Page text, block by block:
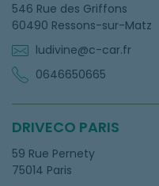
546 Rue des Griffons
60490 Ressons-sur-Matz
ludivine@c-car.fr
0646650665
DRIVECO PARIS
59 Rue Pernety
75014 Paris